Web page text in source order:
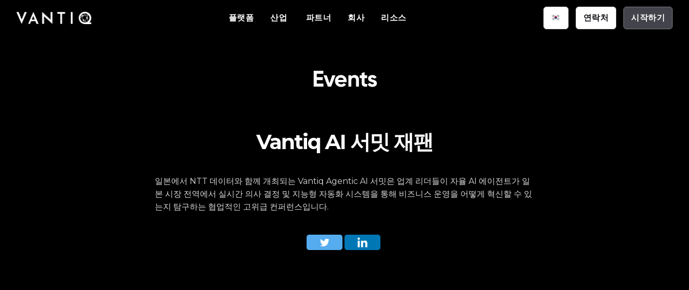
플랫폼 산업 파트너 회사 리소스 연락처 시작하기
Vantiq이 실시간 지능형 시스템을 구축하고 운영
플랫폼
에이전틱 AI
산업 산업
스마트 공간
파트너 자세한 내용 리소스
Vantiq을 구축한 팀을 만나고 Vantiq이 어떻게
Vantiq 소개
이벤트 캘린더
팟캐스트부터 사례 연구, 미디어 보도에 이르기
까지 Vantiq의 완벽한 리소스 라이브러리에 액세
백서
보도 자료
Events
Vantiq AI 서밋 재팬
일본에서 NTT 데이터와 함께 개최되는 Vantiq Agentic AI 서밋은 업계 리더들이 자율 AI 에이전트가 일
본 시장 전역에서 실시간 의사 결정 및 지능형 자동화 시스템을 통해 비즈니스 운영을 어떻게 혁신할 수 있
는지 탐구하는 협업적인 고위급 컨퍼런스입니다.